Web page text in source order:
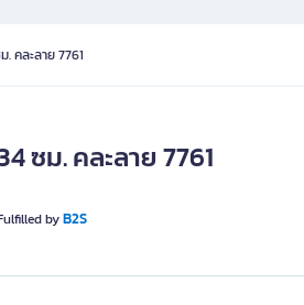
. คละลาย 7761
ซม. คละลาย 7761
byB2S